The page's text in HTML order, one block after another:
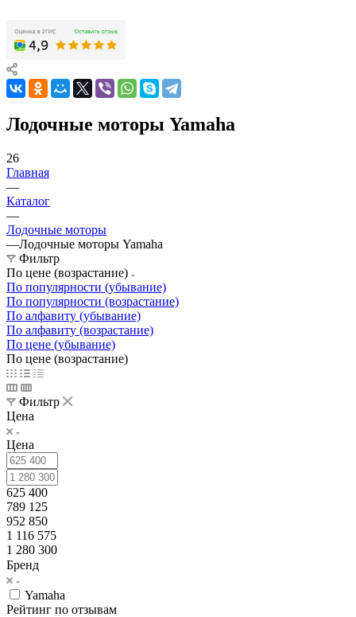
Лодочные моторы Yamaha
26
Главная
—
Каталог
—
Лодочные моторы
—Лодочные моторы Yamaha
Фильтр
По цене (возрастание)
По популярности (убывание)
По популярности (возрастание)
По алфавиту (убывание)
По алфавиту (возрастание)
По цене (убывание)
По цене (возрастание)
Фильтр
Цена
Цена
625 400
789 125
952 850
1 116 575
1 280 300
Бренд
Yamaha
Рейтинг по отзывам